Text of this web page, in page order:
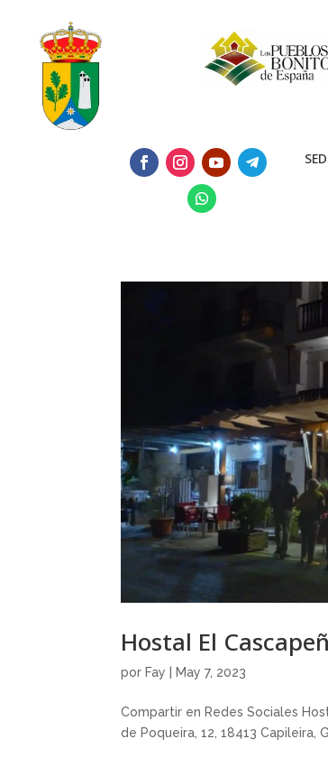
Hostal El
por Fay May 7, 2023
Compartir en Redes Sociales
de Poqueira, 12, 18413 Capileira,